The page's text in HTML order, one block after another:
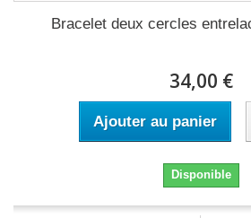
Bracelet deux cercles
34,00 €
Ajouter au panier
Disponible